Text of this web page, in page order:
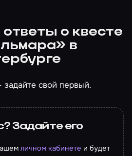
о квесте
в
свой первый.
Задайте его
личном кабинете и будет